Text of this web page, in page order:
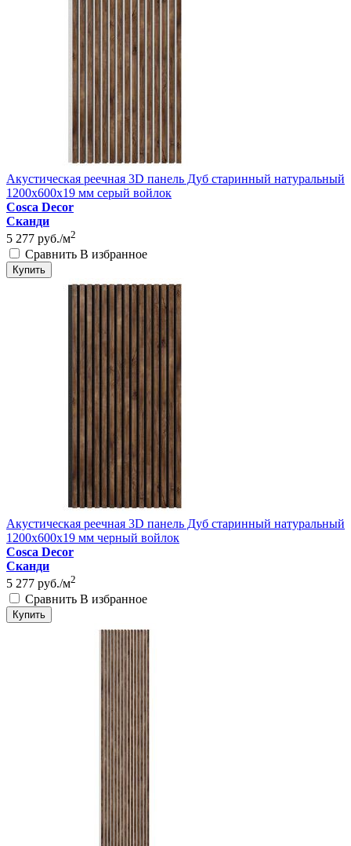
Акустическая реечная 3D панель Дуб старинный натуральный
1200x600x19 мм серый войлок
Cosca Decor
Сканди
5 277 руб./м2
Сравнить В избранное
Купить
Акустическая реечная 3D панель Дуб старинный натуральный
1200x600x19 мм черный войлок
Cosca Decor
Сканди
5 277 руб./м2
Сравнить В избранное
Купить